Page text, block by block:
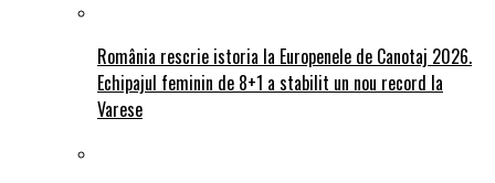
România rescrie istoria la Europenele de Canotaj 2026.
Echipajul feminin de 8+1 a stabilit un nou record la
Varese